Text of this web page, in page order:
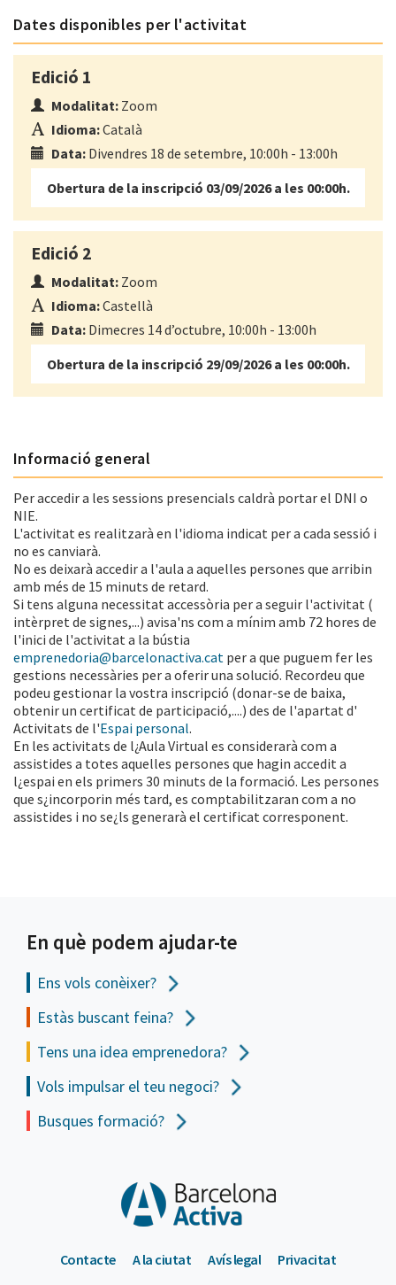
Dates disponibles per l'activitat
Edició 1
Modalitat: Zoom
Idioma:Català
Data: Divendres 18 de setembre, 10:00h - 13:00h
Obertura de la inscripció 03/09/2026 a les 00:00h.
Edició 2
Modalitat: Zoom
Idioma:Castellà
Data: Dimecres 14 d’octubre, 10:00h - 13:00h
Obertura de la inscripció 29/09/2026 a les 00:00h.
Informació general
Per accedir a les sessions presencials caldrà portar el DNI o
NIE.
L'activitat es realitzarà en l'idioma indicat per a cada sessió i
no es canviarà.
No es deixarà accedir a l'aula a aquelles persones que arribin
amb més de 15 minuts de retard.
Si tens alguna necessitat accessòria per a seguir l'activitat (
intèrpret de signes,...) avisa'ns com a mínim amb 72 hores de
l'inici de l'activitat a la bústia
emprenedoria@barcelonactiva.cat per a que puguem fer les
gestions necessàries per a oferir una solució. Recordeu que
podeu gestionar la vostra inscripció (donar-se de baixa,
obtenir un certificat de participació,....) des de l'apartat d'
Activitats de l'Espai personal.
En les activitats de l¿Aula Virtual es considerarà com a
assistides a totes aquelles persones que hagin accedit a
l¿espai en els primers 30 minuts de la formació. Les persones
que s¿incorporin més tard, es comptabilitzaran com a no
assistides i no se¿ls generarà el certificat corresponent.
En què podem ajudar-te
Ens vols conèixer?
Estàs buscant feina?
Tens una idea emprenedora?
Vols impulsar el teu negoci?
Busques formació?
Contacte A la ciutat Avís legal Privacitat